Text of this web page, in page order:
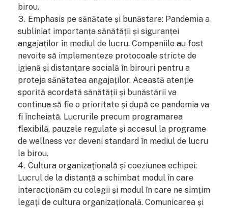
birou.
Emphasis pe sănătate și bunăstare: Pandemia a
subliniat importanța sănătății și siguranței
angajaților în mediul de lucru. Companiile au fost
nevoite să implementeze protocoale stricte de
igienă și distanțare socială în birouri pentru a
proteja sănătatea angajaților. Această atenție
sporită acordată sănătății și bunăstării va
continua să fie o prioritate și după ce pandemia va
fi încheiată. Lucrurile precum programarea
flexibilă, pauzele regulate și accesul la programe
de wellness vor deveni standard în mediul de lucru
la birou.
Cultura organizațională și coeziunea echipei:
Lucrul de la distanță a schimbat modul în care
interacționăm cu colegii și modul în care ne simțim
legați de cultura organizațională. Comunicarea și